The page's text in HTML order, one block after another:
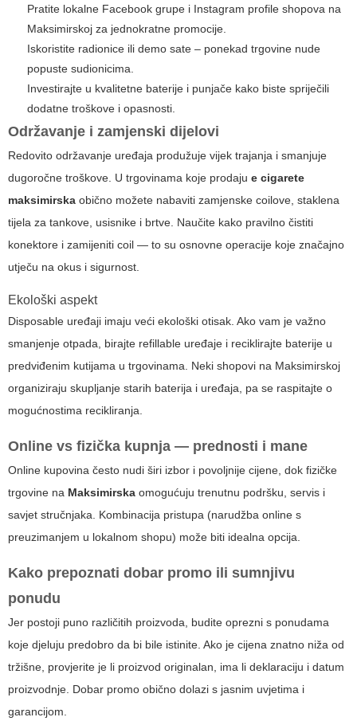
Pratite lokalne Facebook grupe i Instagram profile shopova na
Maksimirskoj za jednokratne promocije.
Iskoristite radionice ili demo sate – ponekad trgovine nude
popuste sudionicima.
Investirajte u kvalitetne baterije i punjače kako biste spriječili
dodatne troškove i opasnosti.
Održavanje i zamjenski dijelovi
Redovito održavanje uređaja produžuje vijek trajanja i smanjuje
dugoročne troškove. U trgovinama koje prodaju e cigarete
maksimirska obično možete nabaviti zamjenske coilove, staklena
tijela za tankove, usisnike i brtve. Naučite kako pravilno čistiti
konektore i zamijeniti coil — to su osnovne operacije koje značajno
utječu na okus i sigurnost.
Ekološki aspekt
Disposable uređaji imaju veći ekološki otisak. Ako vam je važno
smanjenje otpada, birajte refillable uređaje i reciklirajte baterije u
predviđenim kutijama u trgovinama. Neki shopovi na Maksimirskoj
organiziraju skupljanje starih baterija i uređaja, pa se raspitajte o
mogućnostima recikliranja.
Online vs fizička kupnja — prednosti i mane
Online kupovina često nudi širi izbor i povoljnije cijene, dok fizičke
trgovine na Maksimirska omogućuju trenutnu podršku, servis i
savjet stručnjaka. Kombinacija pristupa (narudžba online s
preuzimanjem u lokalnom shopu) može biti idealna opcija.
Kako prepoznati dobar promo ili sumnjivu
ponudu
Jer postoji puno različitih proizvoda, budite oprezni s ponudama
koje djeluju predobro da bi bile istinite. Ako je cijena znatno niža od
tržišne, provjerite je li proizvod originalan, ima li deklaraciju i datum
proizvodnje. Dobar promo obično dolazi s jasnim uvjetima i
garancijom.